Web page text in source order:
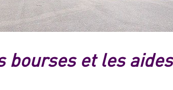
bourses et les aides